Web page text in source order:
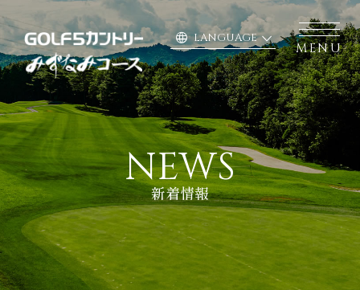
NEWS
新着情報
language LANGUAGE
MENU